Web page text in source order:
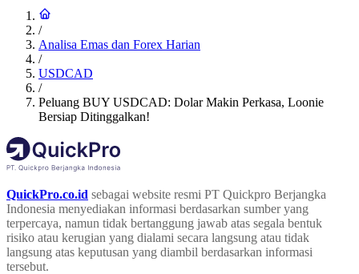
/
Analisa Emas dan Forex Harian
/
USDCAD
/
Peluang BUY USDCAD: Dolar Makin Perkasa, Loonie
Bersiap Ditinggalkan!
QuickPro.co.id sebagai website resmi PT Quickpro Berjangka
Indonesia menyediakan informasi berdasarkan sumber yang
terpercaya, namun tidak bertanggung jawab atas segala bentuk
risiko atau kerugian yang dialami secara langsung atau tidak
langsung atas keputusan yang diambil berdasarkan informasi
tersebut.